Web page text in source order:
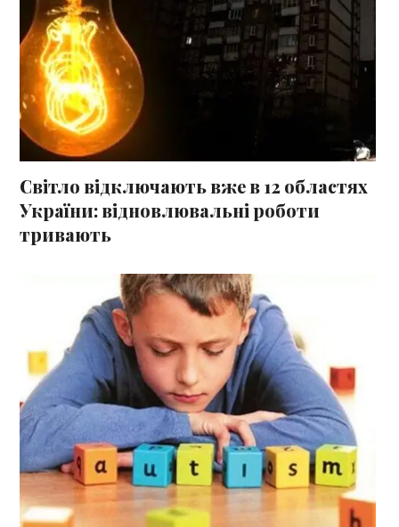
Світло відключають вже в 12 областях
України: відновлювальні роботи
тривають